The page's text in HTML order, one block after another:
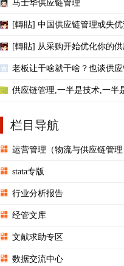
马士华供应链管理
[轉貼] 中国供应链管理或失
[轉貼] 从采购开始优化你的
老板让干啥就干啥？也谈供
供应链管理,一半是技术,一半
栏目导航
运营管理（物流与供应链管理
stata专版
行业分析报告
经管文库
文献求助专区
数据交流中心